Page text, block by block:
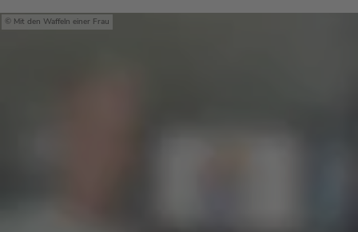
Mit den Waffeln einer Frau